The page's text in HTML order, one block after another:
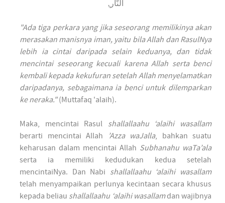
النَّار.ِ
"Ada tiga perkara yang jika seseorang memilikinya akan
merasakan manisnya iman, yaitu bila Allah dan RasulNya
lebih ia cintai daripada selain keduanya, dan tidak
mencintai seseorang kecuali karena Allah serta benci
kembali kepada kekufuran setelah Allah menyelamatkan
daripadanya, sebagaimana ia benci untuk dilemparkan
ke neraka."(Muttafaq 'alaih).
Maka, mencintai Rasul shallallaahu ‘alaihi wasallam
berarti mencintai Allah
’Azza waJalla, bahkan suatu
keharusan dalam mencintai Allah Subhanahu waTa’ala
serta ia memiliki kedudukan kedua setelah
mencintaiNya. Dan Nabi shallallaahu ‘alaihi wasallam
telah menyampaikan perlunya kecintaan secara khusus
kepada beliau shallallaahu ‘alaihi wasallamdan wajibnya